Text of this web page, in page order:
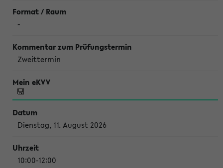
-
Zweittermin
Dienstag, 11. August 2026
10:00-12:00